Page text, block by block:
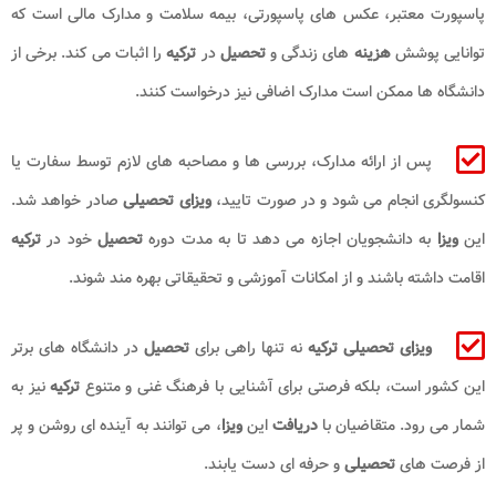
پاسپورت معتبر، عکس های پاسپورتی، بیمه سلامت و مدارک مالی است که
توانایی پوششهزینه های زندگی وتحصیلدر ترکیه را اثبات می کند. برخی از
دانشگاه ها ممکن است مدارک اضافی نیز درخواست کنند.
پس از ارائه مدارک، بررسی ها و مصاحبه های لازم توسط سفارت یا
کنسولگری انجام می شود و در صورت تایید،ویزای تحصیلی صادر خواهد شد.
اینویزا به دانشجویان اجازه می دهد تا به مدت دوره تحصیلخود در ترکیه
اقامت داشته باشند و از امکانات آموزشی و تحقیقاتی بهره مند شوند.
ویزای تحصیلی ترکیه نه تنها راهی برای تحصیل در دانشگاه های برتر
این کشور است، بلکه فرصتی برای آشنایی با فرهنگ غنی و متنوع ترکیهنیز به
شمار می رود. متقاضیان بادریافتاینویزا، می توانند به آینده ای روشن و پر
از فرصت هایتحصیلیو حرفه ای دست یابند.